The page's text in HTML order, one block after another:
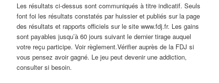
Les résultats ci-dessus sont communiqués à titre indicatif. Seuls
font foi les résultats constatés par huissier et publiés sur la page
des résultats et rapports officiels sur le site www.fdj.fr. Les gains
sont payables jusqu’à 60 jours suivant le dernier tirage auquel
votre reçu participe. Voir règlement.Vérifier auprès de la FDJ si
vous pensez avoir gagné. Le jeu peut devenir une addiction,
consulter si besoin.